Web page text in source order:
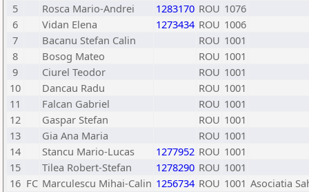
5
Rosca Mario-Andrei 1283170 ROU 1076
6
Vidan Elena 1273434 ROU 1006
7
Bacanu Stefan Calin ROU 1001
8
Bosog Mateo ROU 1001
9
Ciurel Teodor ROU 1001
10
Dancau Radu ROU 1001
11
Falcan Gabriel ROU 1001
12
Gaspar Stefan ROU 1001
13
Gia Ana Maria ROU 1001
14
Stancu Mario-Lucas 1277952 ROU 1001
15
Tilea Robert-Stefan 1278290 ROU 1001
16 FC Marculescu Mihai-Calin 1256734 ROU 1001 Asociatia